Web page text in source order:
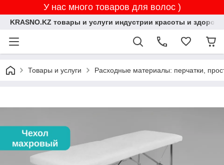
У нас много товаров для волос )
KRASNO.KZ товары и услуги индустрии красоты и
Товары и услуги Расходные материалы: перчатки,